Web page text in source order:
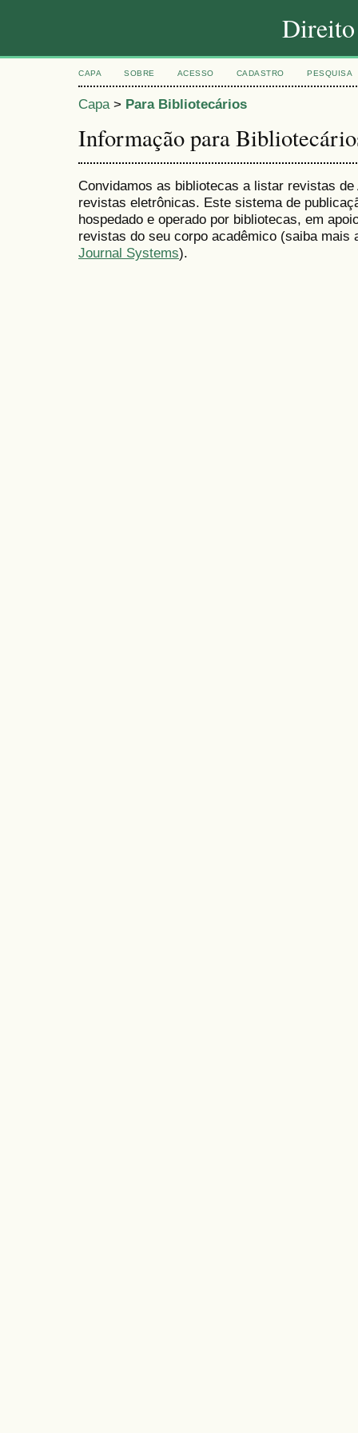
Direito
CAPA SOBRE ACESSO CADASTRO PESQUISA
Capa> Para Bibliotecários
Informação para
Convidamos as bibliotecas a listar revistas
revistas eletrônicas. Este sistema de
hospedado e operado por bibliotecas, em
revistas do seu corpo acadêmico (saiba
Journal Systems).